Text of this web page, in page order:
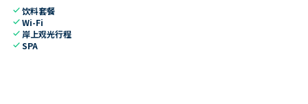
check饮料套餐
checkWi-Fi
check 岸上观光行程
checkSPA